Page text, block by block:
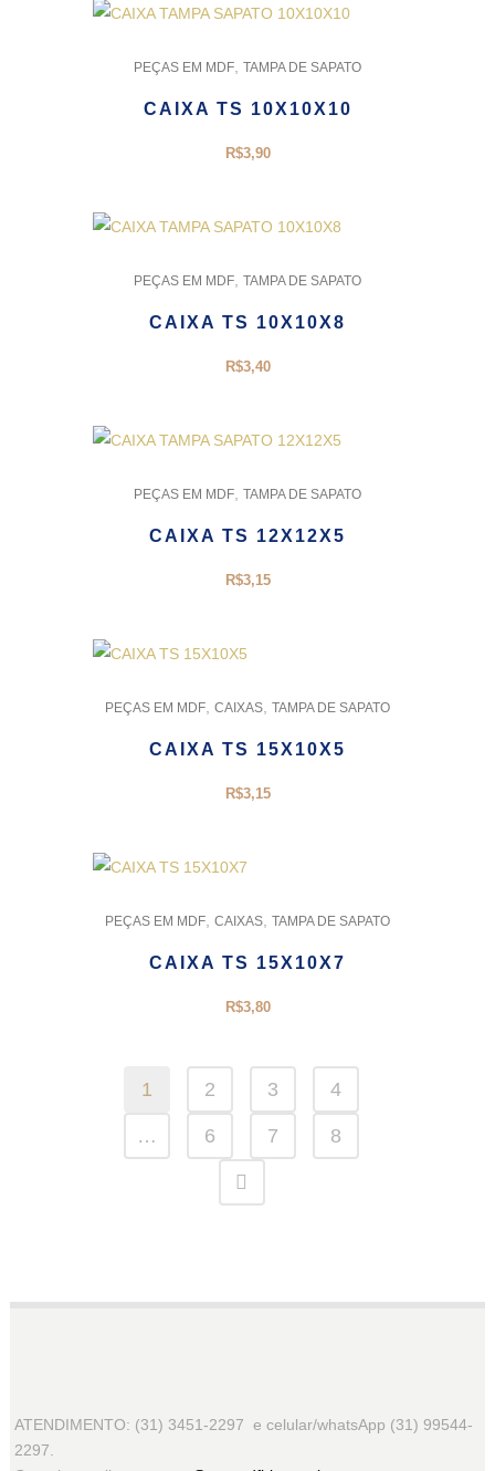
PEÇAS EM MDF TAMPA DE SAPATO
CAIXA TS 10X10X10
R$3,90
PEÇAS EM MDF TAMPA DE SAPATO
CAIXA TS 10X10X8
R$3,40
PEÇAS EM MDF TAMPA DE SAPATO
CAIXA TS 12X12X5
R$3,15
PEÇAS EM MDF CAIXAS TAMPA DE SAPATO
CAIXA TS 15X10X5
R$3,15
PEÇAS EM MDF CAIXAS TAMPA DE SAPATO
CAIXA TS 15X10X7
R$3,80
1 2 3 4
… 6 7 8
ATENDIMENTO: (31) 3451-2297 e celular/whatsApp (31) 99544-
2297.